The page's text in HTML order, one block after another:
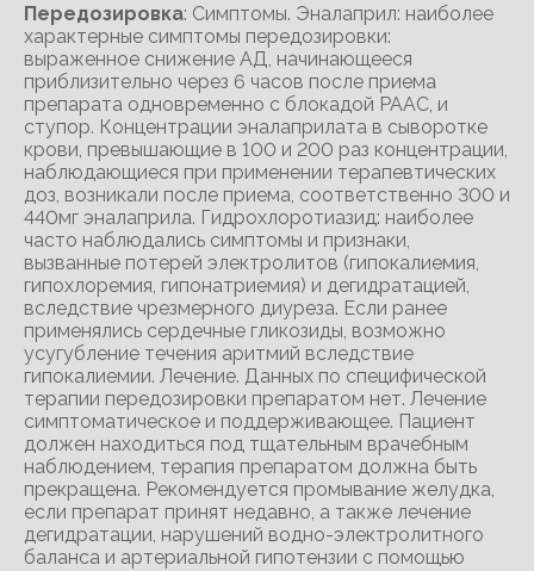
Передозировка: Симптомы. Эналаприл: наиболее
характерные симптомы передозировки:
выраженное снижение АД, начинающееся
приблизительно через 6 часов после приема
препарата одновременно с блокадой РААС, и
ступор. Концентрации эналаприлата в сыворотке
крови, превышающие в 100 и 200 раз концентрации,
наблюдающиеся при применении терапевтических
доз, возникали после приема, соответственно 300 и
440мг эналаприла. Гидрохлоротиазид: наиболее
часто наблюдались симптомы и признаки,
вызванные потерей электролитов (гипокалиемия,
гипохлоремия, гипонатриемия) и дегидратацией,
вследствие чрезмерного диуреза. Если ранее
применялись сердечные гликозиды, возможно
усугубление течения аритмий вследствие
гипокалиемии. Лечение. Данных по специфической
терапии передозировки препаратом нет. Лечение
симптоматическое и поддерживающее. Пациент
должен находиться под тщательным врачебным
наблюдением, терапия препаратом должна быть
прекращена. Рекомендуется промывание желудка,
если препарат принят недавно, а также лечение
дегидратации, нарушений водно-электролитного
баланса и артериальной гипотензии с помощью